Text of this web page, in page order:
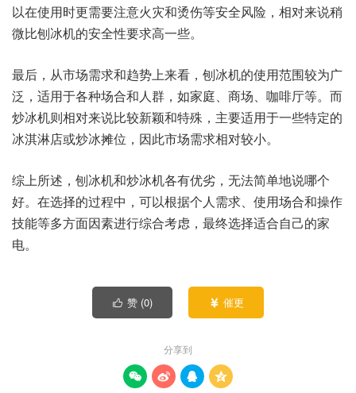
以在使用时更需要注意火灾和烫伤等安全风险，相对来说稍
微比刨冰机的安全性要求高一些。
最后，从市场需求和趋势上来看，刨冰机的使用范围较为广
泛，适用于各种场合和人群，如家庭、商场、咖啡厅等。而
炒冰机则相对来说比较新颖和特殊，主要适用于一些特定的
冰淇淋店或炒冰摊位，因此市场需求相对较小。
综上所述，刨冰机和炒冰机各有优劣，无法简单地说哪个
好。在选择的过程中，可以根据个人需求、使用场合和操作
技能等多方面因素进行综合考虑，最终选择适合自己的家
电。
 赞 (0)  催更
分享到
   